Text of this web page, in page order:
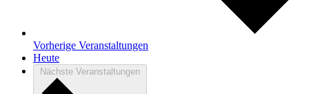
Vorherige Veranstaltungen
Heute
Nächste Veranstaltungen